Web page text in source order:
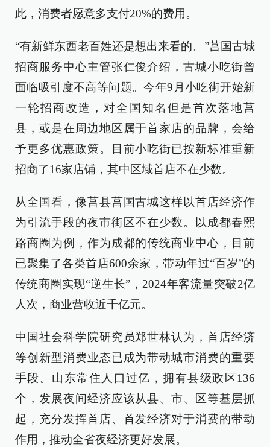
此，消费者愿意多支付20%的费用。
“有新鲜东西老百姓还是想出来看的。”莒国古城
招商服务中心主管张仁俊介绍，古城小吃街曾
面临吸引度不高等问题。今年9月小吃街开始新
一轮招商改造，对全国知名但是首次落地莒
县，或是在周边地区属于首家店的品牌，会给
予更多优惠政策。目前小吃街已按新标准重新
招商了16家店铺，其中区域首店不在少数。
从全国看，像莒县莒国古城这样以首店经济作
为引流手段的夜市街区不在少数。以成都春熙
路商圈为例，作为成都的传统商业中心，目前
已聚集了各类首店600余家，带动年过“百岁”的
传统商圈实现“逆生长”，2024年客流量突破2亿
人次，商业营收近千亿元。
中国社会科学院研究员郑世林认为，首店经济
等创新型消费业态已成为带动城市消费的重要
手段。山东常住人口过亿，拥有县级政区136
个，发展夜间经济应该从县、市、区等基层抓
起，充分发挥首店、首发经济对于消费的带动
作用，推动全省夜经济更好发展。